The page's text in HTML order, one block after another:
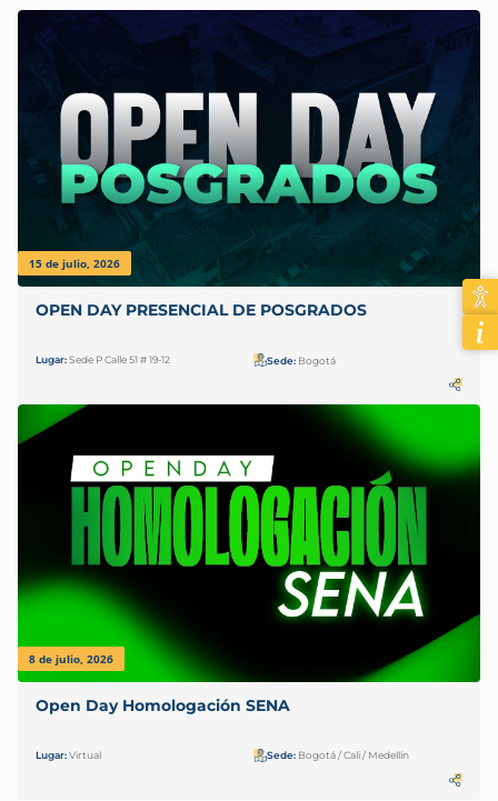
15 de julio, 2026
OPEN DAY PRESENCIAL DE POSGRADOS
Lugar:Sede P Calle 51 # 19-12 Sede:Bogotá
8 de julio, 2026
Open Day Homologación SENA
Lugar:Virtual Sede:Bogotá / Cali / Medellín